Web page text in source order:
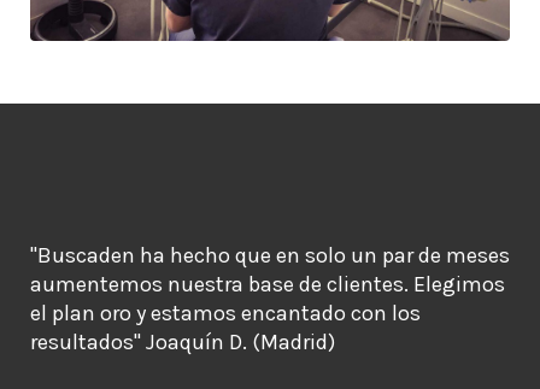
"Buscaden ha hecho que en solo un par de meses
aumentemos nuestra base de clientes. Elegimos
el plan oro y estamos encantado con los
resultados" Joaquín D. (Madrid)